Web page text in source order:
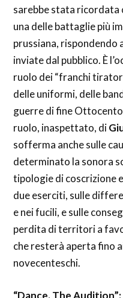
sarebbe stata ricordata
una delle battaglie più
prussiana, rispondendo
inviate dal pubblico. È
ruolo dei “franchi
delle uniformi, delle
guerre di fine
ruolo, inaspettato, di
sofferma anche sulle
determinato la sonora
tipologie di coscrizione
due eserciti, sulle
e nei fucili, e sulle
perdita di territori a
che resterà aperta fino
novecenteschi.
“Dance. The